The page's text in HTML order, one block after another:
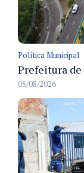
Política Municipal
05/08/2026